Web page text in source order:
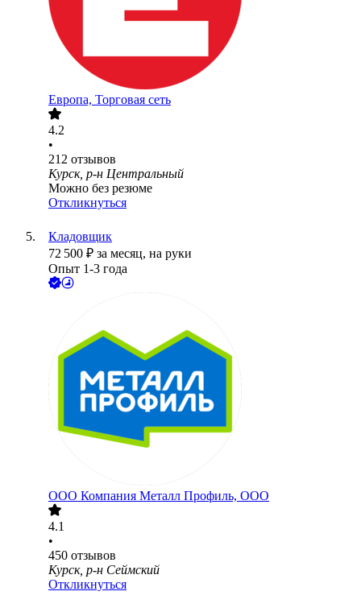
Европа, Торговая сеть
4.2
•
212 отзывов
Курск, р-н Центральный
Можно без резюме
Откликнуться
Кладовщик
72 500 ₽ за месяц, на руки
Опыт 1-3 года
ООО Компания Металл Профиль, OOO
4.1
•
450 отзывов
Курск, р-н Сеймский
Откликнуться